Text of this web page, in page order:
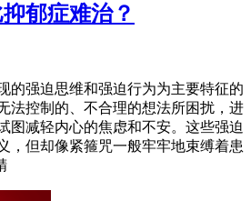
郁症难治？
的强迫思维和强迫行为为主要特征的
法控制的、不合理的想法所困扰，进
图减轻内心的焦虑和不安。这些强迫
，但却像紧箍咒一般牢牢地束缚着患